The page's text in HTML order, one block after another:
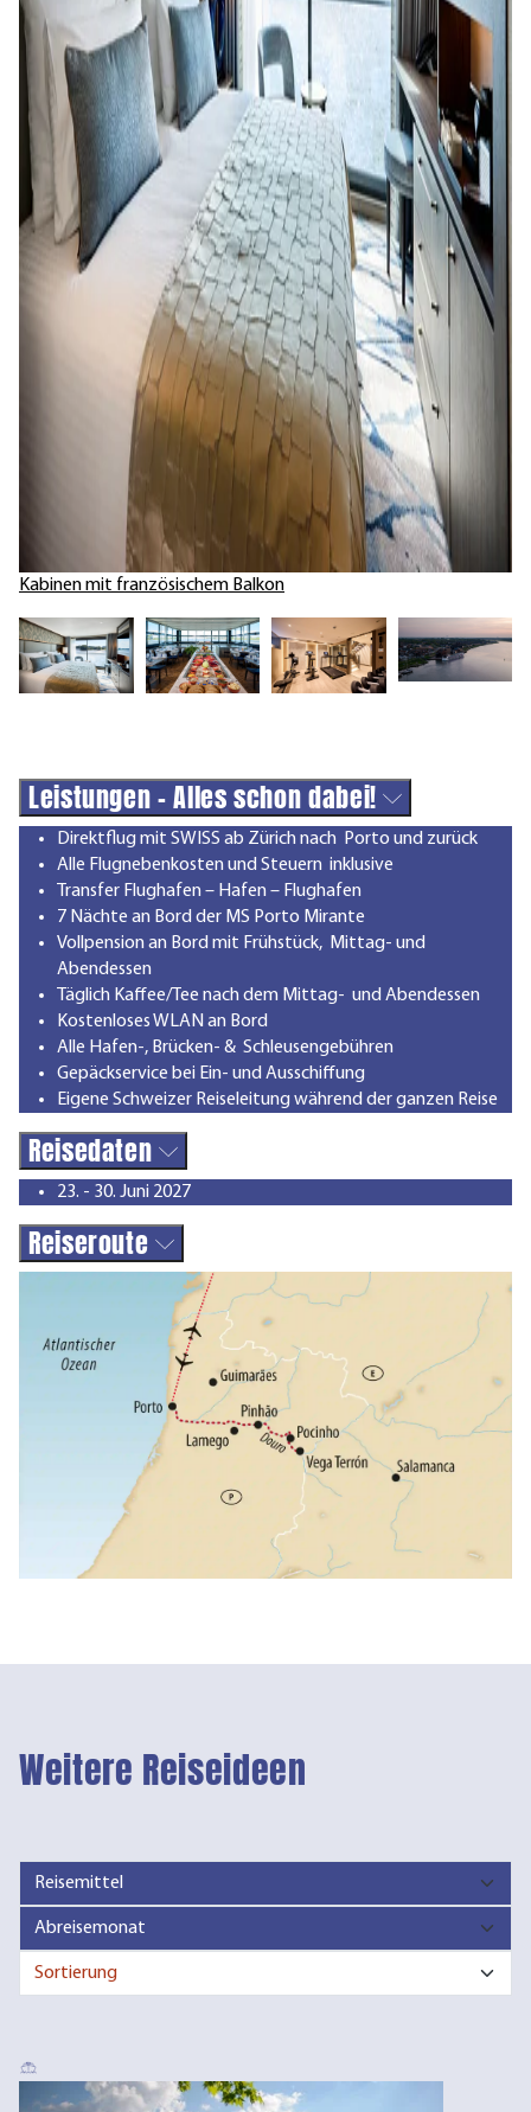
Kabinen mit französischem Balkon
Leistungen - Alles schon dabei!
Direktflug mit SWISS ab Zürich nach Porto und zurück
Alle Flugnebenkosten und Steuern inklusive
Transfer Flughafen – Hafen – Flughafen
7 Nächte an Bord der MS Porto Mirante
Vollpension an Bord mit Frühstück, Mittag- und
Abendessen
Täglich Kaffee/Tee nach dem Mittag- und Abendessen
Kostenloses WLAN an Bord
Alle Hafen-, Brücken- & Schleusengebühren
Gepäckservice bei Ein- und Ausschiffung
Eigene Schweizer Reiseleitung während der ganzen Reise
Reisedaten
23. - 30. Juni 2027
Reiseroute
Weitere Reiseideen